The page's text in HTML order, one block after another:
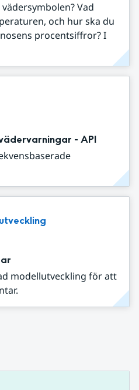
Vad
och hur ska du
procentsiffror? I
- API
modellutveckling för att